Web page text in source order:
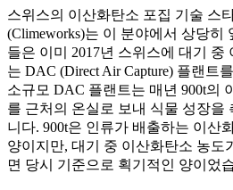
스위스의 이산화탄소 포집 기술 스
(Climeworks)는 이 분야에서 상당히
들은 이미 2017년 스위스에 대기
는 DAC (Direct Air Capture) 플랜트
소규모 DAC 플랜트는 매년 900t의
를 근처의 온실로 보내 식물 성장을
니다. 900t은 인류가 배출하는 이산
양이지만, 대기 중 이산화탄소 농도
면 당시 기준으로 획기적인 양이었